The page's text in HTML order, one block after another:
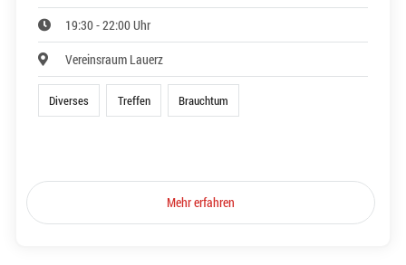
19:30 - 22:00 Uhr
Vereinsraum Lauerz
Diverses Treffen Brauchtum
Mehr erfahren